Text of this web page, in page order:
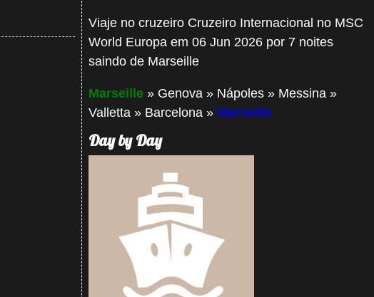
Viaje no cruzeiro Cruzeiro Internacional no MSC
World Europa em 06 Jun 2026 por 7 noites
saindo de Marseille
Marseille » Genova » Nápoles » Messina »
Valletta » Barcelona » Marseille
Day by Day